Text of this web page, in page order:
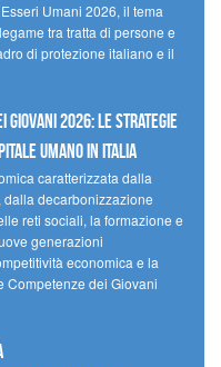
Umani 2026, il tema
tra tratta di persone e
di protezione italiano e il
GIOVANI 2026: LE STRATEGIE
UMANO IN ITALIA
caratterizzata dalla
decarbonizzazione
reti sociali, la formazione e
generazioni
economica e la
Competenze dei Giovani